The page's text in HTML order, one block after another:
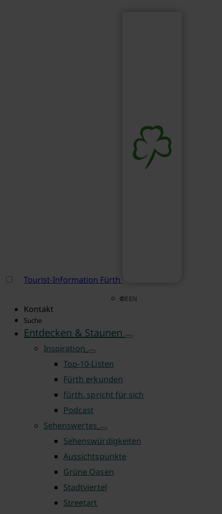
Tourist-Information Fürth
DEEN
Kontakt
Suche
Entdecken & Staunen
Inspiration
Top-10-Listen
Fürth erkunden
fürth. spricht für sich
Podcast
Sehenswertes
Sehenswürdigkeiten
Aussichtspunkte
Grüne Oasen
Stadtviertel
Streetart